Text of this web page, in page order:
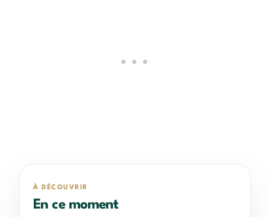
À DÉCOUVRIR
En ce moment